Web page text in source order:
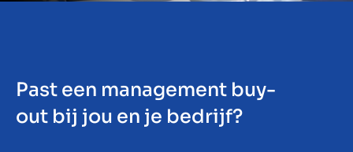
NL
Past een management buy-
out bij jou en je bedrijf?